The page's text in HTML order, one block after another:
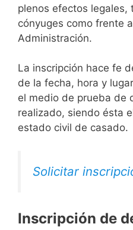
plenos efectos legales,
cónyuges como frente
Administración.
La inscripción hace fe
de la fecha, hora y
el medio de prueba de
realizado, siendo ésta
estado civil de casado.
Solicitar
Inscripción de